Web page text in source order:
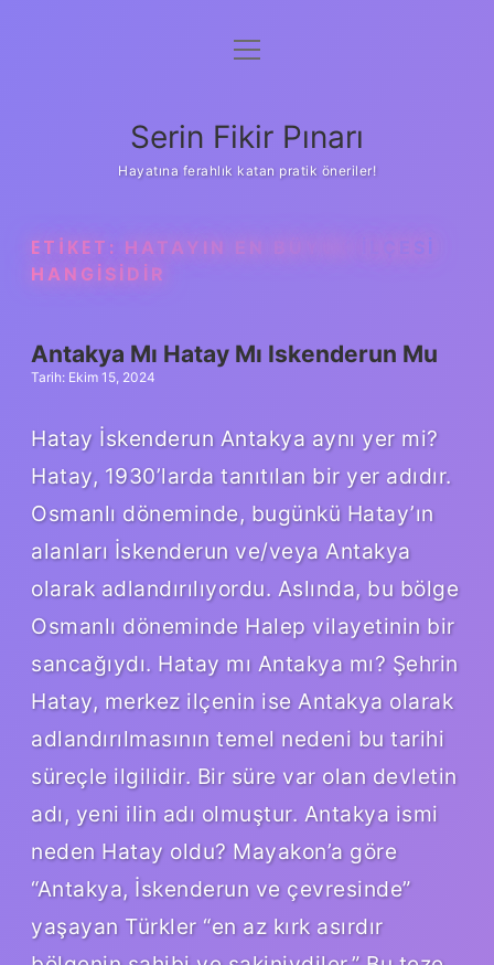
Gizlilik Politikası
Yasal Uyarı
menüyü
Serin Fikir Pınarı
Hayatına ferahlık katan pratik öneriler!
ETIKET: HATAYIN EN BÜYÜK ILÇESI
HANGISIDIR
Antakya Mı Hatay Mı Iskenderun Mu
Tarih: Ekim 15, 2024
Hatay İskenderun Antakya aynı yer mi?
Hatay, 1930’larda tanıtılan bir yer adıdır.
Osmanlı döneminde, bugünkü Hatay’ın
alanları İskenderun ve/veya Antakya
olarak adlandırılıyordu. Aslında, bu bölge
Osmanlı döneminde Halep vilayetinin bir
sancağıydı. Hatay mı Antakya mı? Şehrin
Hatay, merkez ilçenin ise Antakya olarak
adlandırılmasının temel nedeni bu tarihi
süreçle ilgilidir. Bir süre var olan devletin
adı, yeni ilin adı olmuştur. Antakya ismi
neden Hatay oldu? Mayakon’a göre
“Antakya, İskenderun ve çevresinde”
yaşayan Türkler “en az kırk asırdır